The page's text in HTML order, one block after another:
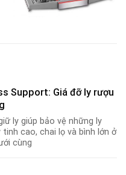
Support: Giá đỡ ly rượu
ly giúp bảo vệ những ly
tinh cao, chai lọ và bình lớn ở
cùng